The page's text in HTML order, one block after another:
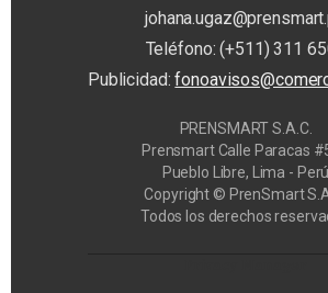
Teléfono: (+511) 311
Publicidad:
PRENSMART S.A.C.
Prensmart Calle Paracas
Pueblo Libre, Lima - Perú
Copyright © PrenSmart
Todos los derechos